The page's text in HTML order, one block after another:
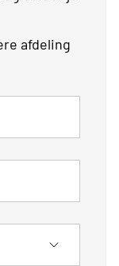
afdeling